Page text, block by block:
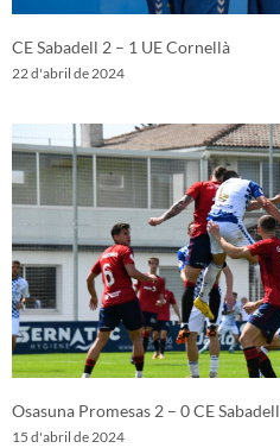
CE Sabadell 2 – 1 UE Cornellà
22 d'abril de 2024
Osasuna Promesas 2 – 0 CE Sabadell
15 d'abril de 2024